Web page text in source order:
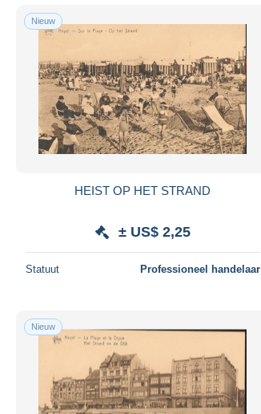
Nieuw
HEIST OP HET STRAND
± US$ 2,25
Statuut Professioneel handelaar
Nieuw